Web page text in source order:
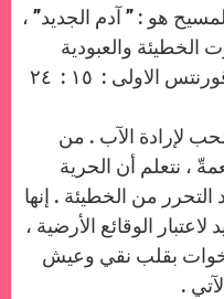
هو : ” آدم الجديد” ،
الخطيئة والعبودية
وأقام ملكوت الحياة والحرية ( قورنتس الاولى : ١٥ : ٢٤
لإرادة الآب . من
، نتعلم أن الحرية
من الخطيئة . إنها
الوقائع الأرضية ،
بقلب نقي وعيش
المسيح الآتي .